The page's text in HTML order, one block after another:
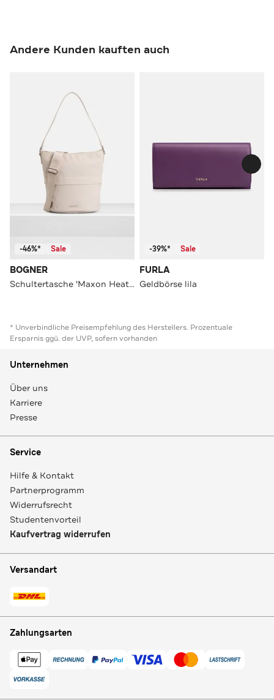
Andere Kunden kauften auch
-46%* Sale
BOGNER
Schultertasche 'Maxon Heather' creme
-39%* Sale
FURLA
Geldbörse lila
* Unverbindliche Preisempfehlung des Herstellers. Prozentuale
Ersparnis ggü. der UVP, sofern vorhanden
Unternehmen
Über uns
Karriere
Presse
Service
Hilfe & Kontakt
Partnerprogramm
Widerrufsrecht
Studentenvorteil
Kaufvertrag widerrufen
Versandart
Zahlungsarten